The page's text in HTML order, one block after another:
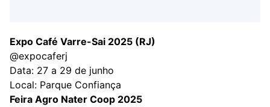
Expo Café Varre-Sai 2025 (RJ)
@expocaferj
Data: 27 a 29 de junho
Local: Parque Confiança
Feira Agro Nater Coop 2025